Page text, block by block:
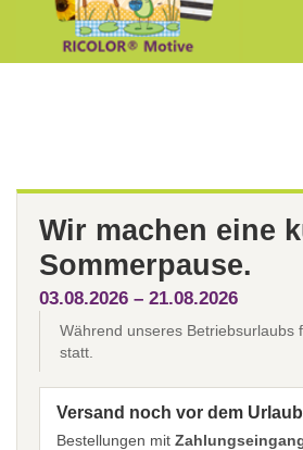
Wir machen eine
Sommerpause.
03.08.2026 – 21.08.2026
Während unseres Betriebsurlaubs
statt.
Versand noch vor dem Urlaub
Bestellungen mit